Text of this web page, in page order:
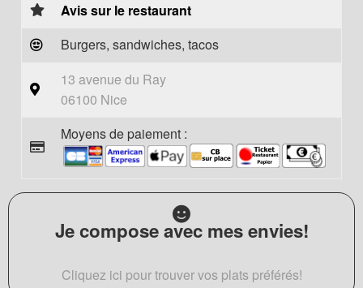
Avis sur le restaurant
Burgers, sandwiches, tacos
13 avenue du Ray
06100 Nice
Moyens de paiement :
Je compose avec mes envies!
Cliquez ici pour trouver vos plats préférés!